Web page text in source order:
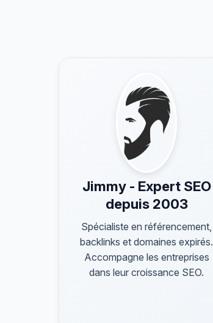
Jimmy - Expert SEO
depuis 2003
Spécialiste en référencement,
backlinks et domaines expirés.
Accompagne les entreprises
dans leur croissance SEO.